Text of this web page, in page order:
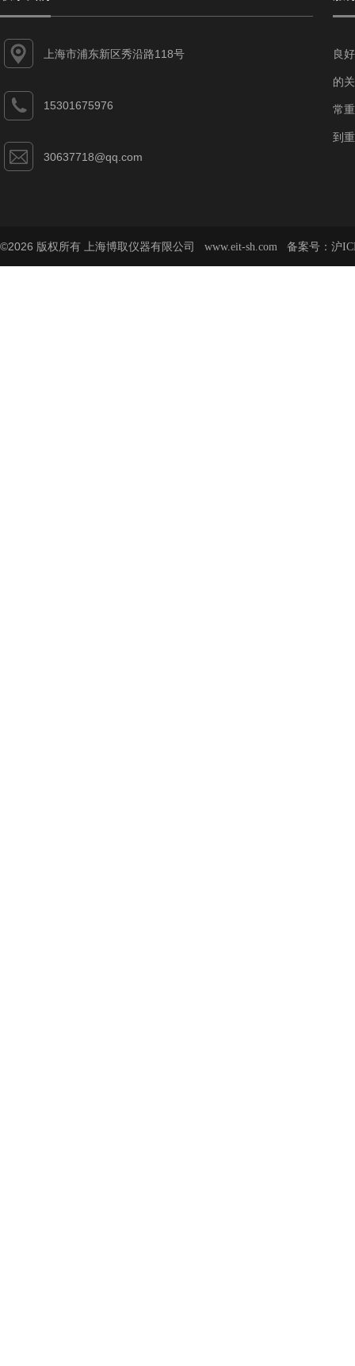
上海市浦东新区秀沿路118号
15301675976
30637718@qq.com
良
的
常
到
©2026 版权所有 上海博取仪器有限公司 www.eit-sh.com 备案号： 沪